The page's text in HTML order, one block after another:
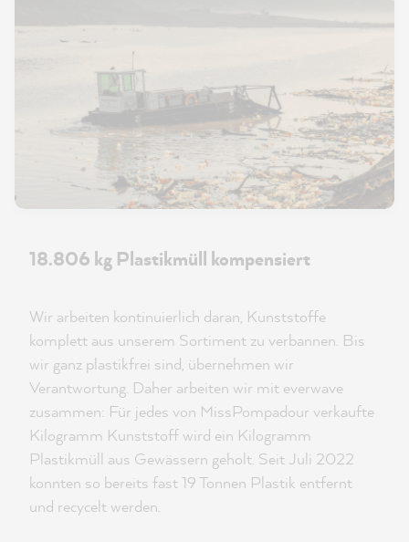
18.806 kg Plastikmüll kompensiert
Wir arbeiten kontinuierlich daran, Kunststoffe
komplett aus unserem Sortiment zu verbannen. Bis
wir ganz plastikfrei sind, übernehmen wir
Verantwortung. Daher arbeiten wir mit everwave
zusammen: Für jedes von MissPompadour verkaufte
Kilogramm Kunststoff wird ein Kilogramm
Plastikmüll aus Gewässern geholt. Seit Juli 2022
konnten so bereits fast 19 Tonnen Plastik entfernt
und recycelt werden.